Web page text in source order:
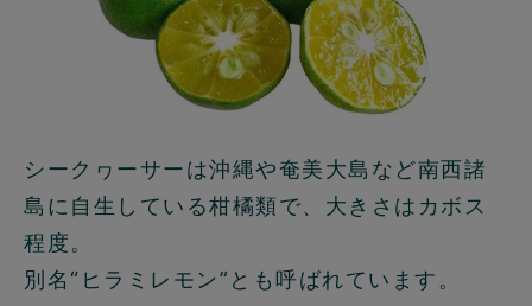
シークヮーサーは沖縄や奄美大島など南西諸
島に自生している柑橘類で、大きさはカボス
程度。
別名“ヒラミレモン”とも呼ばれています。